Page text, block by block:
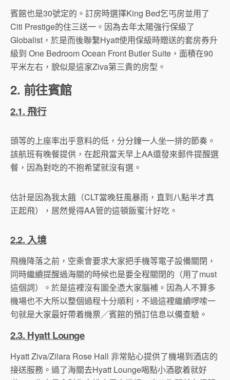
賓館也是30號定的。訂房時選擇King Bed乞丐房並用了
Citi Prestige的住三送一。因為去年太陽強行保級了
Globalist，於是而後聯繫Hyatt使用保級時贈送的套房券升
級到 One Bedroom Ocean Front Butler Suite，面積在90
平米左右，貌似是這家Ziva第三貴的房型。
2. 前往賓館
2.1. 飛行
頭等的上座率出乎意料的低，分分鐘一人坐一排的節奏。
該航班有晚餐提供，在起飛當天早上AA還發來郵件提醒選
餐，因為對吃的不抱希望就沒有選。
估計是因為我太餓（CLT當晚狂風暴雨，直到八點半才真
正起飛），居然覺得AA管的這頓飯蜜汁好吃。
2.2. 入境
飛機降落之前，空乘會要求大家把手機等電子設備關閉，
同時繼續提醒過海關的時候也是要全程關閉的（用了must
這個詞）。於是這裡沒有圖全憑大家腦補。因為人不算多
機場也不大所以整個過程十分順利，不過這裡繼續啰嗦一
句就是大家最好帶着機票／賓館的預訂信息以備查驗。
2.3. Hyatt Lounge
Hyatt Ziva/Zilara Rose Hall 非常貼心提供了機場到酒店的
接送服務。過了海關去Hyatt Lounge喝點小酒歇着就好